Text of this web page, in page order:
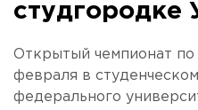
студгородке
Открытый чемпионат по
февраля в
федерального